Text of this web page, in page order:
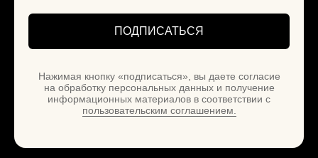
ПОДПИСАТЬСЯ
Нажимая кнопку «подписаться», вы даете согласие
на обработку персональных данных и получение
информационных материалов в соответствии с
пользовательским соглашением.